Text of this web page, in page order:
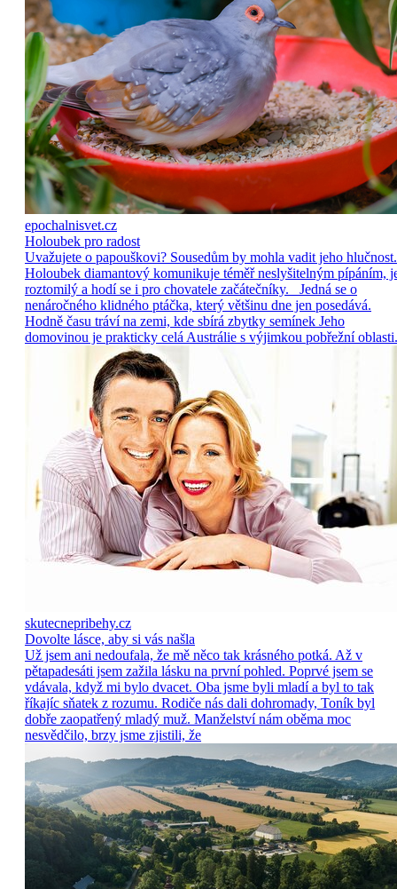
epochalnisvet.cz
Holoubek pro radost
Uvažujete o papouškovi? Sousedům by mohla vadit jeho hlučnost.
Holoubek diamantový komunikuje téměř neslyšitelným pípáním,
roztomilý a hodí se i pro chovatele začátečníky. Jedná se o
nenáročného klidného ptáčka, který většinu dne jen posedává.
Hodně času tráví na zemi, kde sbírá zbytky semínek Jeho
domovinou je prakticky celá Austrálie s výjimkou pobřežní oblasti.
skutecnepribehy.cz
Dovolte lásce, aby si vás našla
Už jsem ani nedoufala, že mě něco tak krásného potká. Až v
pětapadesáti jsem zažila lásku na první pohled. Poprvé jsem se
vdávala, když mi bylo dvacet. Oba jsme byli mladí a byl to tak
říkajíc sňatek z rozumu. Rodiče nás dali dohromady, Toník byl
dobře zaopatřený mladý muž. Manželství nám oběma moc
nesvědčilo, brzy jsme zjistili, že